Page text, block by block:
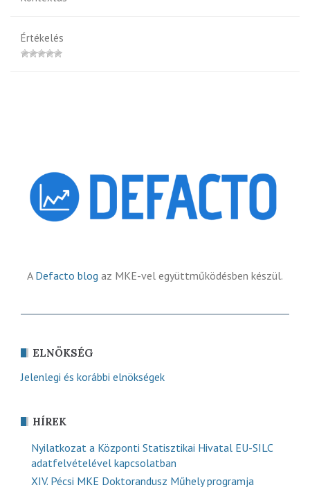
Értékelés
A Defacto blog az MKE-vel együttműködésben készül.
ELNÖKSÉG
Jelenlegi és korábbi elnökségek
HÍREK
Nyilatkozat a Központi Statisztikai Hivatal EU-SILC
adatfelvételével kapcsolatban
XIV. Pécsi MKE Doktorandusz Műhely programja